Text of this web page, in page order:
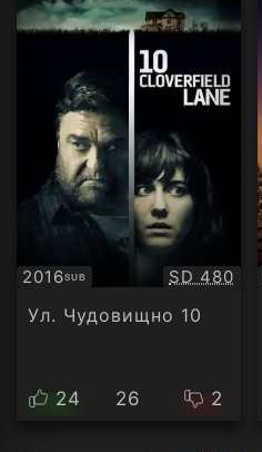
2016SUB
Субтитри Качество:
SD 480
Ул. Чудовищно 10
24 26 2